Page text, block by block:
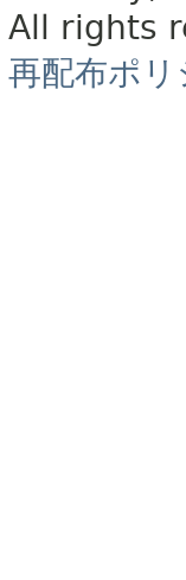
All rights
再配布ポリ